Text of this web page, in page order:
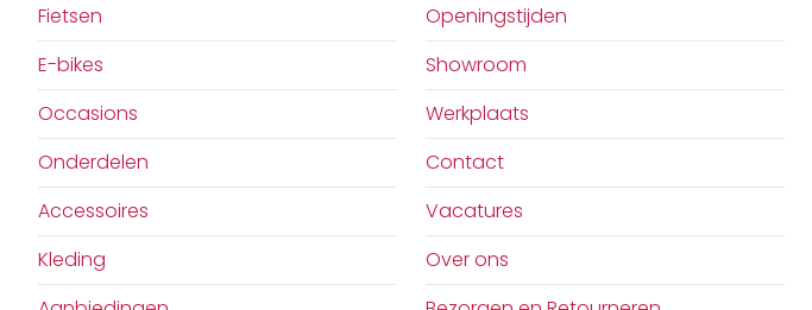
Fietsen
E-bikes
Occasions
Onderdelen
Accessoires
Kleding
Openingstijden
Showroom
Werkplaats
Contact
Vacatures
Over ons